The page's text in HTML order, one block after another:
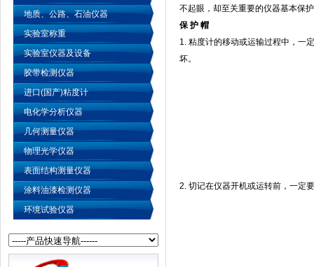
地质、公路、石油仪器
实验室称重
实验室仪器及设备
胶带检测仪器
进口(国产)粘度计
电化学分析仪器
几何测量仪器
物理光学仪器
表面结构测量仪器
涂料油漆检测仪器
环境试验仪器
不起眼，却至关重要的仪器基本保
保 护 帽
1. 粘度计的移动或运输过程中，一
坏。
2. 切记在仪器开机或运转前，一定